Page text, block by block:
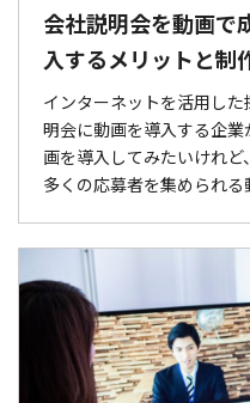
会社説明会を動画で
入するメリットと制
インターネットを活用し
明会に動画を導入する企
画を導入してみたいけれ
多くの応募者を集められる